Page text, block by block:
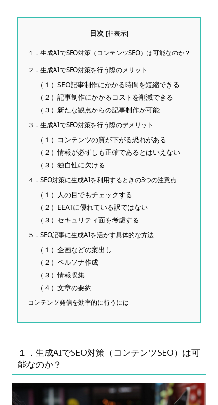
目次 [非表示]
１．生成AIでSEO対策（コンテンツSEO）は可能なのか？
２．生成AIでSEO対策を行う際のメリット
（１）SEO記事制作にかかる時間を短縮できる
（２）記事制作にかかるコストを削減できる
（３）新たな観点からの記事制作が可能
３．生成AIでSEO対策を行う際のデメリット
（１）コンテンツの質が下がる恐れがある
（２）情報が必ずしも正確であるとはいえない
（３）独自性に欠ける
４．SEO対策に生成AIを利用するときの3つの注意点
（１）人の目でもチェックする
（２）EEATに優れている訳ではない
（３）セキュリティ面を考慮する
５．SEO記事に生成AIを活かす具体的な方法
（１）企画などの案出し
（２）ペルソナ作成
（３）情報収集
（４）文章の要約
コンテンツ発信を効率的に行うには
１．生成AIでSEO対策（コンテンツSEO）は可
能なのか？